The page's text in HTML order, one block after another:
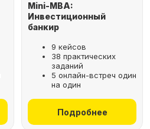
Mini-MBA:
Инвестиционный
банкир
9 кейсов
38 практических
заданий
5 онлайн-встреч один
на один
Подробнее